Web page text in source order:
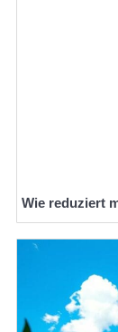
Wie reduziert